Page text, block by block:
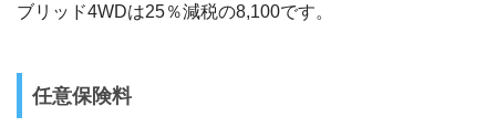
ブリッド4WDは25％減税の8,100です。
任意保険料